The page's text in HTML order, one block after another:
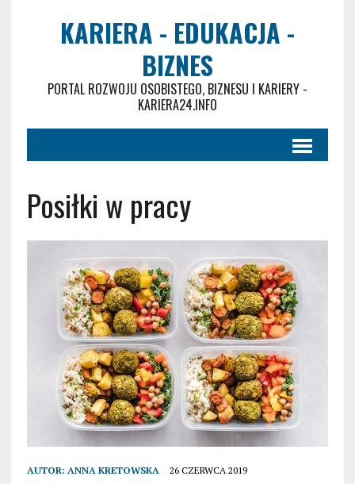
KARIERA - EDUKACJA -
BIZNES
PORTAL ROZWOJU OSOBISTEGO, BIZNESU I KARIERY -
KARIERA24.INFO
Posiłki w pracy
AUTOR: ANNA KRETOWSKA 26 CZERWCA 2019